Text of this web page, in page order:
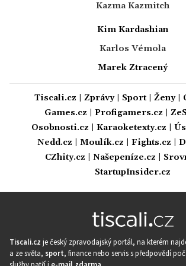
Kazma Kazmitch
Kim Kardashian
Karlos Vémola
Marek Ztracený
Tiscali.cz Zprávy| Sport| Ženy|
Games.cz
Profigamers.cz
Osobnosti.cz
Karaoketexty.cz
Nedd.cz
Moulík.cz Fights.cz
CZhity.cz
Našepeníze.cz
StartupInsider.cz
Tiscali.cz je český zpravodajský portál, na kterém
a ze světa, sport, finance nebo servis s předpovědí